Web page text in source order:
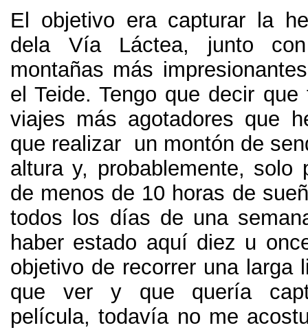
El objetivo era capturar la
dela Vía Láctea, junto
montañas más
el Teide.Tengo que decir
viajes más agotadores que
que realizar un montón de
altura y, probablemente, solo
de menos de 10 horas de
todos los días de una
haber estado aquí diez u
objetivo de recorrer una larga
que ver y que quería
película,todavía no me